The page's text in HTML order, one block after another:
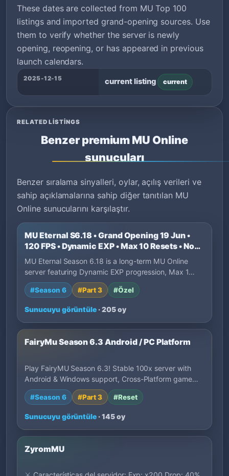
These dates are collected from MU Top 100
listings and imported grand-opening sources. Use
them to verify whether the server is newly
opening, reopening, or has appeared in previous
launch calendars.
2025-12-15 current listing current
RELATED LISTINGS
Benzer premium MU Online
sunucuları
Benzer sıralama sinyalleri, oylar, açılış verileri ve
sahip açıklamalarına sahip diğer tanıtılan MU
Online sunucularını karşılaştır.
MU Eternal S6.18 • Grand Opening 19 Jun •
120 FPS • Dynamic EXP • Max 10 Resets • No
P2W
MU Eternal Season 6.18 is a long-term MU Online
server featuring Dynamic EXP progression, Max 1…
#Season 6 #Part 3 #Özel
Sunucuyu görüntüle · 205 oy
FairyMu Season 6.3 Android / PC Platform
Play FairyMU Season 6.3! Stable 100x server with
Android & Windows support, Cross-Platform game…
#Season 6 #Part 3 #Reset
Sunucuyu görüntüle · 145 oy
ZyromMU